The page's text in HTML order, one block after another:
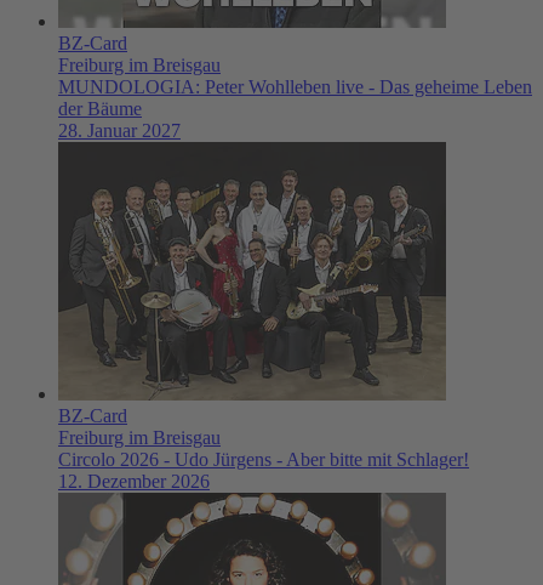
BZ-Card
Freiburg im Breisgau
MUNDOLOGIA: Peter Wohlleben live - Das geheime Leben
der Bäume
28. Januar 2027
BZ-Card
Freiburg im Breisgau
Circolo 2026 - Udo Jürgens - Aber bitte mit Schlager!
12. Dezember 2026